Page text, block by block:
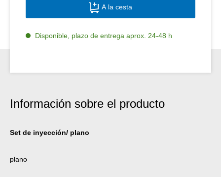
A la cesta
Disponible, plazo de entrega aprox. 24-48 h
Información sobre el producto
Set de inyección/ plano
plano